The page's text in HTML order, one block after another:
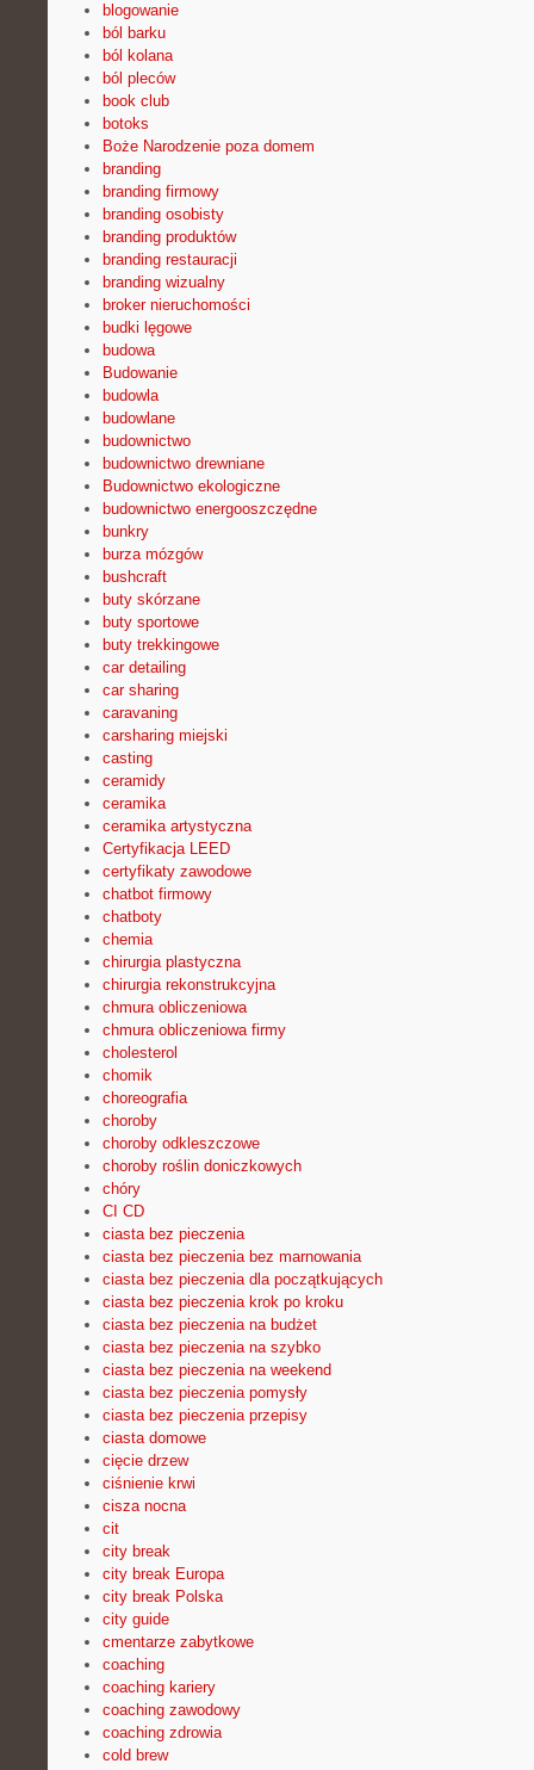
blogowanie
ból barku
ból kolana
ból pleców
book club
botoks
Boże Narodzenie poza domem
branding
branding firmowy
branding osobisty
branding produktów
branding restauracji
branding wizualny
broker nieruchomości
budki lęgowe
budowa
Budowanie
budowla
budowlane
budownictwo
budownictwo drewniane
Budownictwo ekologiczne
budownictwo energooszczędne
bunkry
burza mózgów
bushcraft
buty skórzane
buty sportowe
buty trekkingowe
car detailing
car sharing
caravaning
carsharing miejski
casting
ceramidy
ceramika
ceramika artystyczna
Certyfikacja LEED
certyfikaty zawodowe
chatbot firmowy
chatboty
chemia
chirurgia plastyczna
chirurgia rekonstrukcyjna
chmura obliczeniowa
chmura obliczeniowa firmy
cholesterol
chomik
choreografia
choroby
choroby odkleszczowe
choroby roślin doniczkowych
chóry
CI CD
ciasta bez pieczenia
ciasta bez pieczenia bez marnowania
ciasta bez pieczenia dla początkujących
ciasta bez pieczenia krok po kroku
ciasta bez pieczenia na budżet
ciasta bez pieczenia na szybko
ciasta bez pieczenia na weekend
ciasta bez pieczenia pomysły
ciasta bez pieczenia przepisy
ciasta domowe
cięcie drzew
ciśnienie krwi
cisza nocna
cit
city break
city break Europa
city break Polska
city guide
cmentarze zabytkowe
coaching
coaching kariery
coaching zawodowy
coaching zdrowia
cold brew